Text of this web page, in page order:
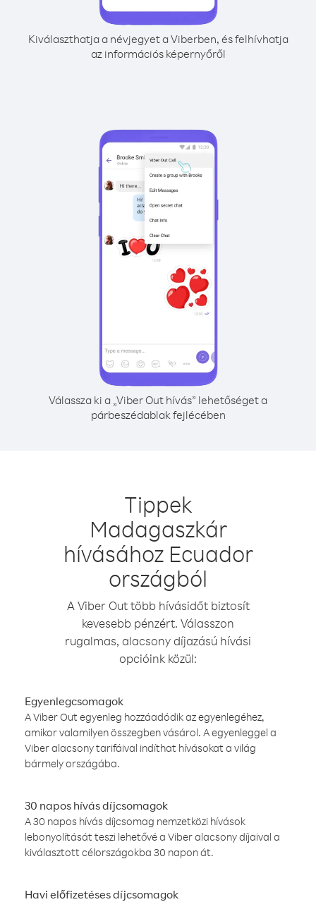
Kiválaszthatja a névjegyet a Viberben, és felhívhatja
az információs képernyőről
Válassza ki a „Viber Out hívás” lehetőséget a
párbeszédablak fejlécében
Tippek
Madagaszkár
hívásához Ecuador
országból
A Viber Out több hívásidőt biztosít
kevesebb pénzért. Válasszon
rugalmas, alacsony díjazású hívási
opcióink közül:
Egyenlegcsomagok
A Viber Out egyenleg hozzáadódik az egyenlegéhez,
amikor valamilyen összegben vásárol. A egyenleggel a
Viber alacsony tarifáival indíthat hívásokat a világ
bármely országába.
30 napos hívás díjcsomagok
A 30 napos hívás díjcsomag nemzetközi hívások
lebonyolítását teszi lehetővé a Viber alacsony díjaival a
kiválasztott célországokba 30 napon át.
Havi előfizetéses díjcsomagok